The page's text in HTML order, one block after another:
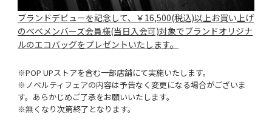
ブランドデビューを記念して、￥16,500(税込)以上お買い上げ
のべべメンバーズ会員様(当日入会可)対象でブランドオリジナ
ルのエコバッグをプレゼントいたします。
※POP UPストアを含む一部店舗にて実施いたします。
※ノベルティフェアの内容は予告なく変更になる場合がございま
す。あらかじめご了承をお願いいたします。
※無くなり次第終了となります。